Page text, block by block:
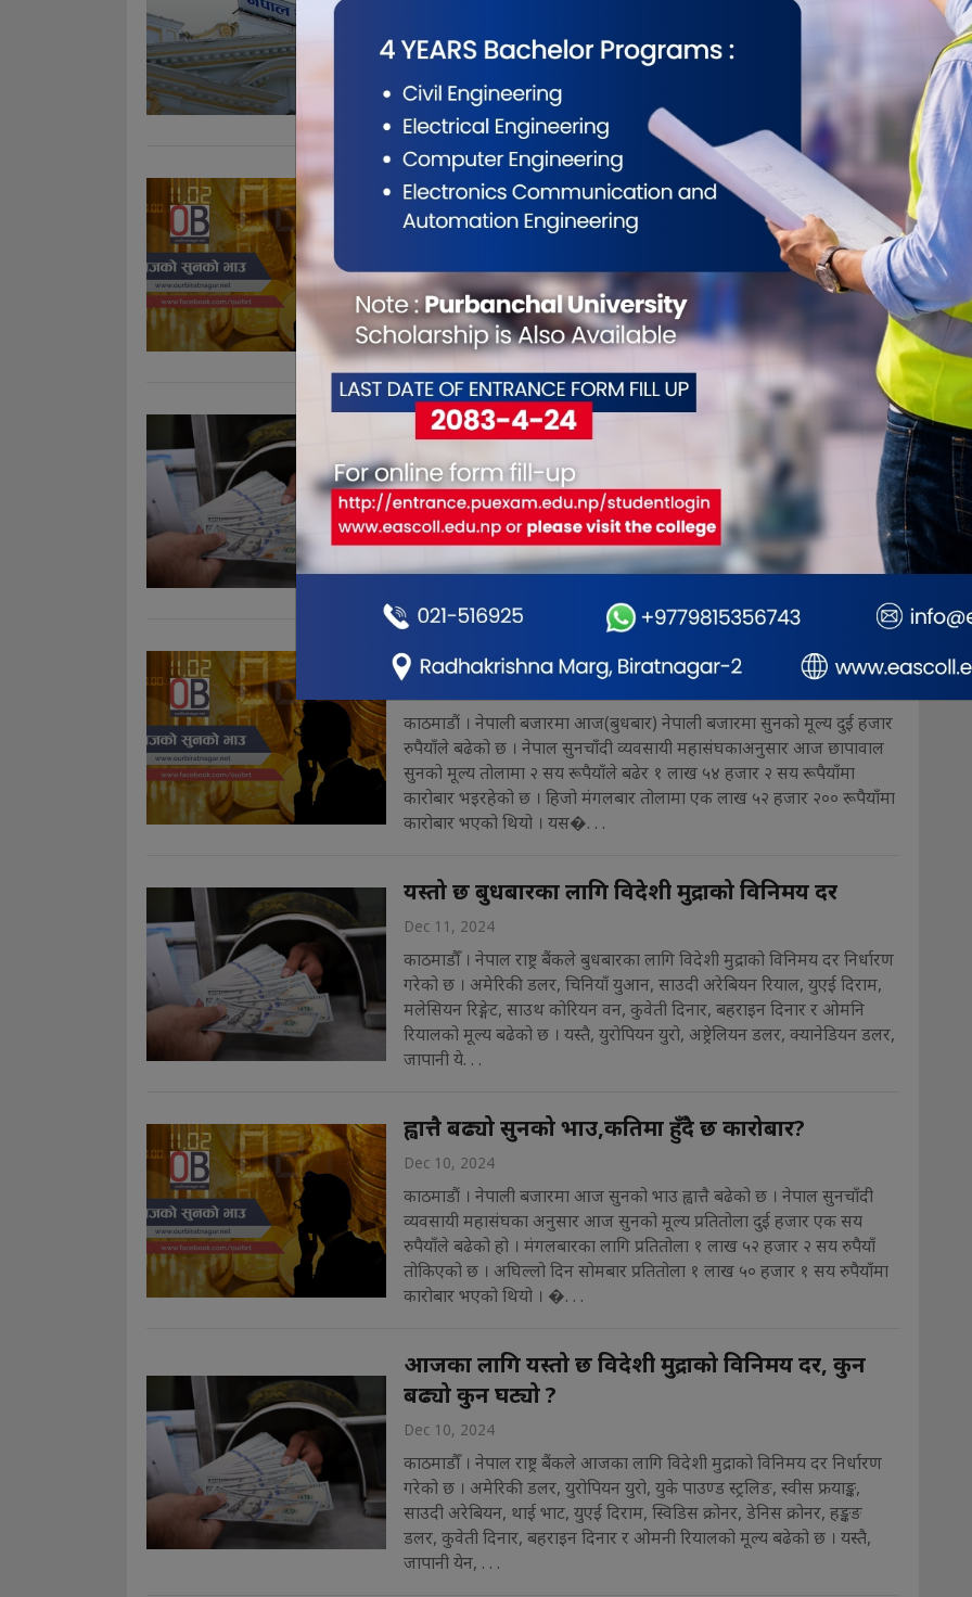
काठमाडौँ । विदेशी मुद्राको सञ्चिति रु २२ खर्ब ५५ अर्ब ३५ करोड बराबर पुगेको छ
। नेपाल राष्ट्र बैंकले सार्वजनिक गरेको चालु आर्थिक वर्षको चार महिनासम्मको
विवरणानुसार विदेशी विनिमय सञ्चिति १० दशमलव पाँच प्रतिशतले वृद्धि भएको
छ । केन्द्रीय बैंकका अनुसार गत असार मसान्तमा रु २० खर्ब ४१ अर्ब १० करोड
बराबर र. . .
सुनचाँदीको मूल्य स्थिर
Dec 12, 2024
काठमाडौं । नेपाली बजारमा आज (बिहीबार) नेपाली बजारमा सुनको मूल्य स्थिर
रहेको छ । नेपाल सुनचाँदी व्यवसायी महासंघकाअनुसार बुधबार १ लाख ५४ हजार
२ सय रूपैयाँमा कारोबार भएको छापावाल सुन आज पनि सोही मूल्यमा कारोबार
भइरहेको छ । यस्तै महासंघका अनुसार आज चाँदीको मूल्य पनि स्थिर छ । आज
प्रतितोला चाँदी एक हजार �. . .
यस्तो छ आजका लागि विदेशी मुद्राको विनिमय दर
काठमाडौँ । नेपाल राष्ट्र बैंकले बिहीबारका लागि विदेशी मुद्राको विनिमय दर
निर्धारण गरेको छ । नेपाल राष्ट्र बैंकका अनुसार अमेरिकी डलर एकको खरिदर एक
सय ३५ रुपैयाँ ४४ पैसा र बिक्रीदर एक सय ३६ रुपैयाँ ०४ पैसा कायम भएको छ ।
युरोपियन युरो एकको खरिददर एक सय ४२ रुपैयाँ २० पैसा र बिक्रीदर एक सय ४२
दुई हजार रुपैयाँले बढ्यो सुनको मूल्य
काठमाडौं । नेपाली बजारमा आज(बुधबार) नेपाली बजारमा सुनको मूल्य दुई हजार
रुपैयाँले बढेको छ । नेपाल सुनचाँदी व्यवसायी महासंघकाअनुसार आज छापावाल
सुनको मूल्य तोलामा २ सय रूपैयाँले बढेर १ लाख ५४ हजार २ सय रूपैयाँमा
कारोबार भइरहेको छ । हिजो मंगलबार तोलामा एक लाख ५२ हजार २०० रूपैयाँमा
कारोबार भएको थियो । यस�. . .
यस्तो छ बुधबारका लागि विदेशी मुद्राको विनिमय दर
Dec 11, 2024
काठमाडौँ । नेपाल राष्ट्र बैंकले बुधबारका लागि विदेशी मुद्राको विनिमय दर निर्धारण
गरेको छ । अमेरिकी डलर, चिनियाँ युआन, साउदी अरेबियन रियाल, युएई दिराम,
मलेसियन रिङ्गेट, साउथ कोरियन वन, कुवेती दिनार, बहराइन दिनार र ओमनि
रियालको मूल्य बढेको छ । यस्तै, युरोपियन युरो, अष्ट्रेलियन डलर, क्यानेडियन डलर,
जापानी ये. . .
ह्वात्तै बढ्यो सुनको भाउ,कतिमा हुँदै छ कारोबार?
Dec 10, 2024
काठमाडौं । नेपाली बजारमा आज सुनको भाउ ह्वात्तै बढेको छ । नेपाल सुनचाँदी
व्यवसायी महासंघका अनुसार आज सुनको मूल्य प्रतितोला दुई हजार एक सय
रुपैयाँले बढेको हो । मंगलबारका लागि प्रतितोला १ लाख ५२ हजार २ सय रुपैयाँ
तोकिएको छ । अघिल्लो दिन सोमबार प्रतितोला १ लाख ५० हजार १ सय रुपैयाँमा
कारोबार भएको थियो । �. . .
आजका लागि यस्तो छ विदेशी मुद्राको विनिमय दर, कुन
बढ्यो कुन घट्यो ?
Dec 10, 2024
काठमाडौँ । नेपाल राष्ट्र बैंकले आजका लागि विदेशी मुद्राको विनिमय दर निर्धारण
गरेको छ । अमेरिकी डलर, युरोपियन युरो, युके पाउण्ड स्ट्रलिङ, स्वीस फ्रयाङ्क,
साउदी अरेबियन, थाई भाट, युएई दिराम, स्विडिस क्रोनर, डेनिस क्रोनर, हङ्कङ
डलर, कुवेती दिनार, बहराइन दिनार र ओमनी रियालको मूल्य बढेको छ । यस्तै,
जापानी येन, . . .